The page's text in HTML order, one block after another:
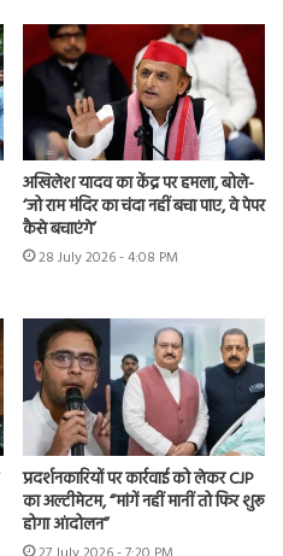
अखिलेश यादव का केंद्र पर हमला, बोले-
‘जो राम मंदिर का चंदा नहीं बचा पाए, वे पेपर
कैसे बचाएंगे’
28 July 2026 - 4:08 PM
प्रदर्शनकारियों पर कार्रवाई को लेकर CJP
का अल्टीमेटम, “मांगें नहीं मानीं तो फिर शुरू
होगा आंदोलन”